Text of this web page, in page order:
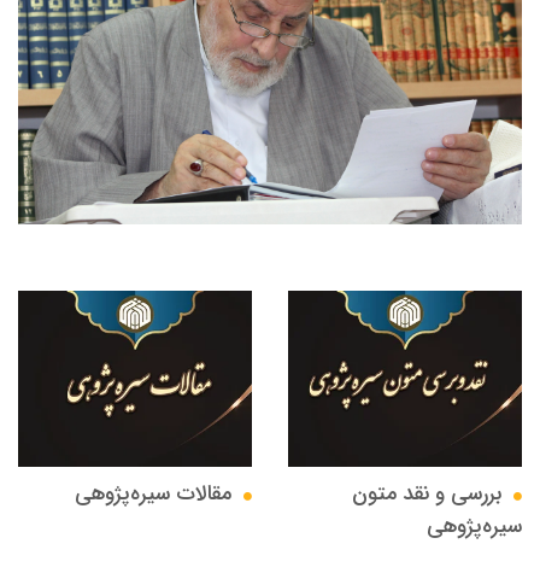
بررسی و نقد متون
سیره‌پژوهی
مقالات سيره‌پژوهى